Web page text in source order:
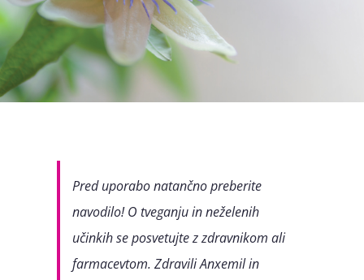
Pred uporabo natančno preberite
navodilo! O tveganju in neželenih
učinkih se posvetujte z zdravnikom ali
farmacevtom. Zdravili Anxemil in